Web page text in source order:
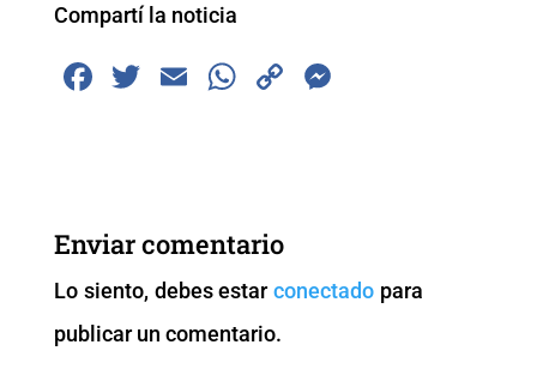
Compartí la noticia
F
b
o
o
k
T
E
W
A
p
p
C
k
er
Enviar comentario
Lo siento, debes estarconectado para
publicar un comentario.